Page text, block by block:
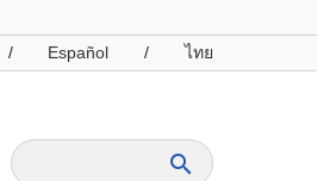
/ Español / ไทย